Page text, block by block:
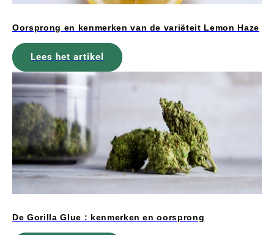
Oorsprong en kenmerken van de variëteit Lemon Haze
Lees het artikel
De Gorilla Glue : kenmerken en oorsprong